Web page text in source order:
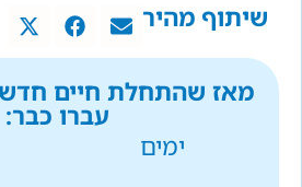
שיתוף מהיר
מאז שהתחלת חיים
עברו כבר:
ימים